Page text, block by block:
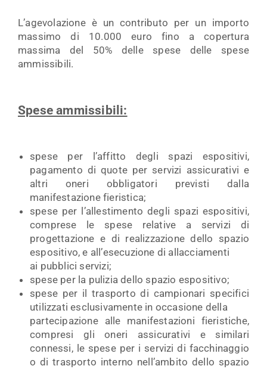
L’agevolazione è un contributo per un importo
massimo di 10.000 euro fino a copertura
massima del 50% delle spese delle spese
ammissibili.
Spese ammissibili:
spese per l’affitto degli spazi espositivi,
pagamento di quote per servizi assicurativi e
altri oneri obbligatori previsti dalla
manifestazione fieristica;
spese per l’allestimento degli spazi espositivi,
comprese le spese relative a servizi di
progettazione e di realizzazione dello spazio
espositivo, e all’esecuzione di allacciamenti
ai pubblici servizi;
spese per la pulizia dello spazio espositivo;
spese per il trasporto di campionari specifici
utilizzati esclusivamente in occasione della
partecipazione alle manifestazioni fieristiche,
compresi gli oneri assicurativi e similari
connessi, le spese per i servizi di facchinaggio
o di trasporto interno nell’ambito dello spazio